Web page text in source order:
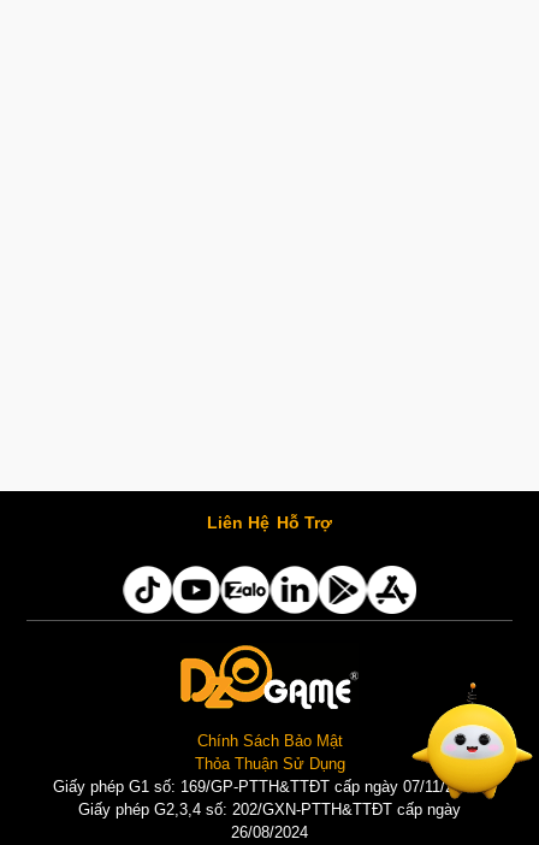
Liên Hệ Hỗ Trợ
Chính Sách Bảo Mật
Thỏa Thuận Sử Dụng
Giấy phép G1 số: 169/GP-PTTH&TTĐT cấp ngày 07/11/2025 |
Giấy phép G2,3,4 số: 202/GXN-PTTH&TTĐT cấp ngày
26/08/2024